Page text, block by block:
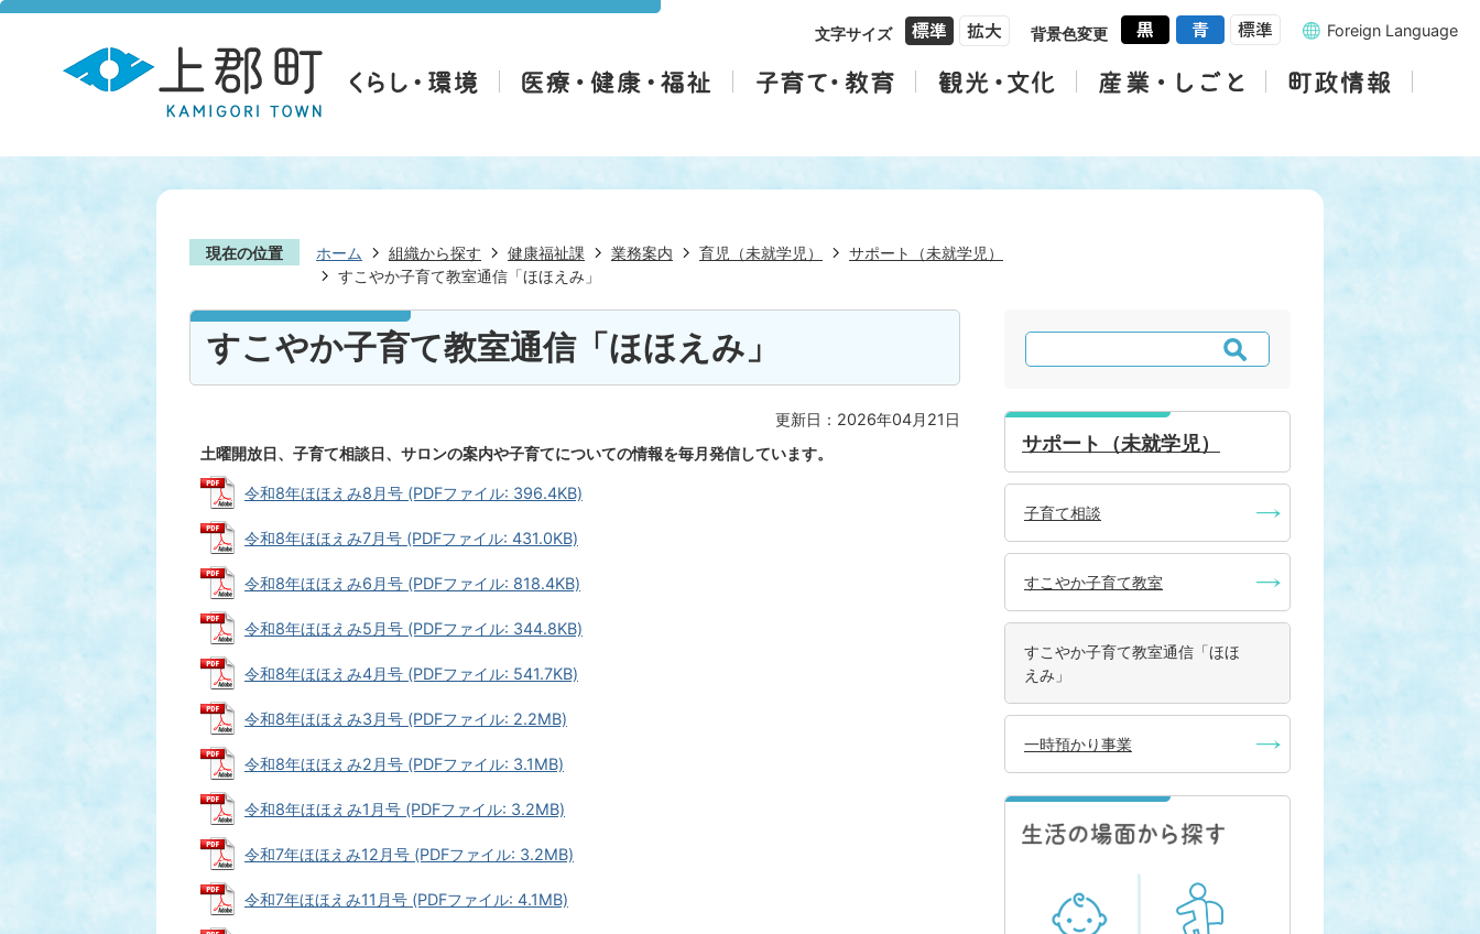
文字サイズ 背景色変更 Foreign Language
現在の位置 ホーム 組織から探す 健康福祉課 業務案内 育児（未就学児）
サポート（未就学児）
すこやか子育て教室通信「ほほえみ」
すこやか子育て教室通信「ほほえみ」
更新日：2026年04月21日
土曜開放日、子育て相談日、サロンの案内や子育てについての情報を毎月発信しています。
令和8年ほほえみ8月号 (PDFファイル: 396.4KB)
令和8年ほほえみ7月号 (PDFファイル: 431.0KB)
令和8年ほほえみ6月号 (PDFファイル: 818.4KB)
令和8年ほほえみ5月号 (PDFファイル: 344.8KB)
令和8年ほほえみ4月号 (PDFファイル: 541.7KB)
令和8年ほほえみ3月号 (PDFファイル: 2.2MB)
令和8年ほほえみ2月号 (PDFファイル: 3.1MB)
令和8年ほほえみ1月号 (PDFファイル: 3.2MB)
令和7年ほほえみ12月号 (PDFファイル: 3.2MB)
令和7年ほほえみ11月号 (PDFファイル: 4.1MB)
検
索
サポート（未就学児）
子育て相談
すこやか子育て教室
すこやか子育て教室通信「ほほ
えみ」
一時預かり事業